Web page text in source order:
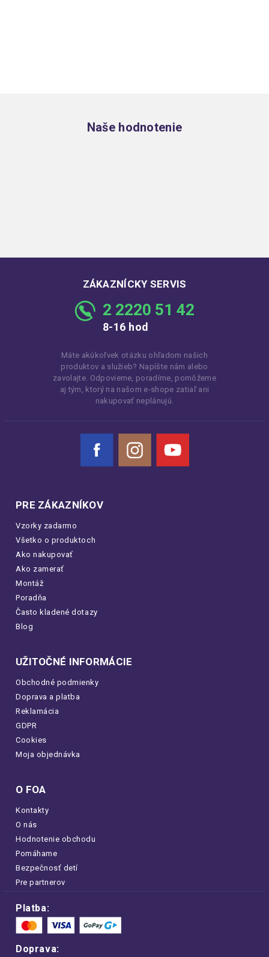
Naše hodnotenie
ZÁKAZNÍCKY SERVIS
2 2220 51 42
8-16 hod
Máte akúkoľvek otázku ohľadom našich
produktov a služieb? Napíšte nám alebo
zavolajte. Odpovieme, poradíme, pomôžeme
aj tým, ktorý na našom e-shope zatiaľ ani
nakupovať neplánujú.
Facebook Instagram YouTube
PRE ZÁKAZNÍKOV
Vzorky zadarmo
Všetko o produktoch
Ako nakupovať
Ako zamerať
Montáž
Poradňa
Často kladené dotazy
Blog
UŽITOČNÉ INFORMÁCIE
Obchodné podmienky
Doprava a platba
Reklamácia
GDPR
Cookies
Moja objednávka
O FOA
Kontakty
O nás
Hodnotenie obchodu
Pomáhame
Bezpečnosť detí
Pre partnerov
Platba:
Doprava: